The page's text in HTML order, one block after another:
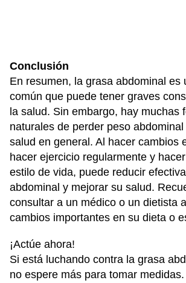
Conclusión
En resumen, la grasa abdominal es
común que puede tener graves
la salud. Sin embargo, hay muchas
naturales de perder peso
salud en general. Al hacer cambios
hacer ejercicio regularmente y
estilo de vida, puede reducir
abdominal y mejorar su salud.
consultar a un médico o un dietista
cambios importantes en su dieta o
¡Actúe ahora!
Si está luchando contra la grasa
no espere más para tomar